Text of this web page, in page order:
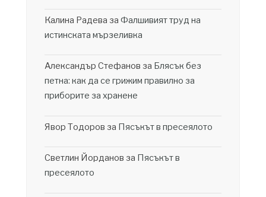
Калина Радева за Фалшивият труд на
истинската мързеливка
Александър Стефанов за Блясък без
петна: как да се грижим правилно за
приборите за хранене
Явор Тодоров за Пясъкът в пресеялото
Светлин Йорданов за Пясъкът в
пресеялото